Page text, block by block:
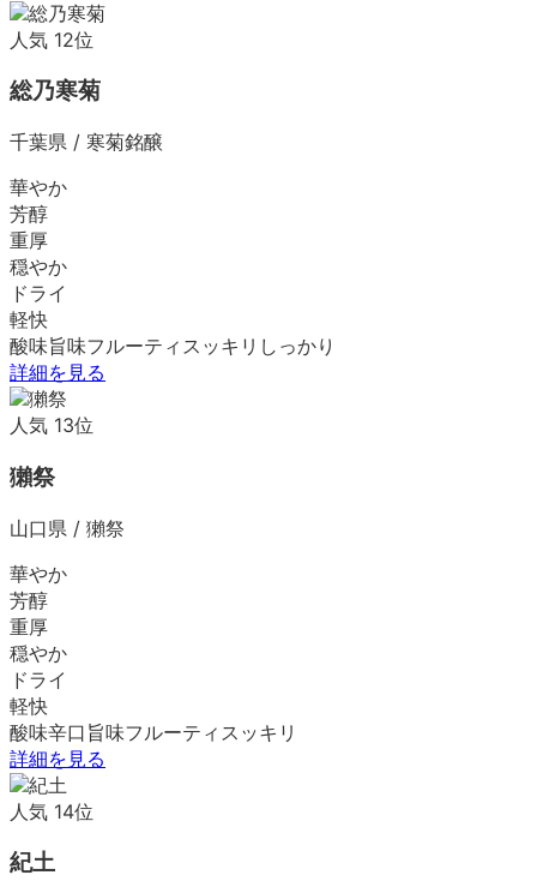
人気 12位
総乃寒菊
千葉県 / 寒菊銘醸
華やか
芳醇
重厚
穏やか
ドライ
軽快
酸味旨味フルーティ スッキリ しっかり
詳細を見る
人気 13位
獺祭
山口県 / 獺祭
華やか
芳醇
重厚
穏やか
ドライ
軽快
酸味辛口 旨味フルーティ スッキリ
詳細を見る
人気 14位
紀土